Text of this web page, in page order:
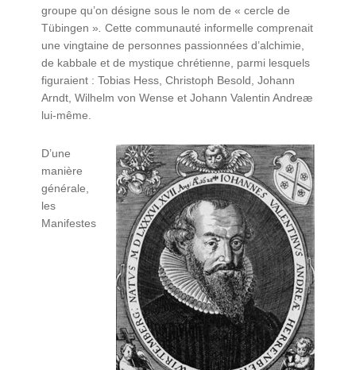
groupe qu’on désigne sous le nom de « cercle de
Tübingen » Cette communauté informelle comprenait
une vingtaine de personnes passionnées d’alchimie,
de kabbale et de mystique chrétienne, parmi lesquels
figuraient : Tobias Hess, Christoph Besold, Johann
Arndt, Wilhelm von Wense et Johann Valentin Andreæ
lui-même.
D’une
manière
générale,
les
Manifestes